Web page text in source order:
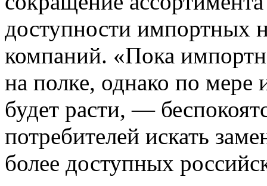
доступности импортных
компаний. «Пока
на полке, однако по мере
будет расти, —
потребителей искать
более доступных